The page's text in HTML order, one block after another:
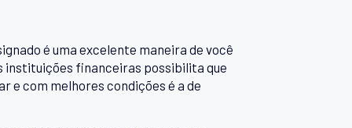
é uma excelente maneira de você
instituições financeiras possibilita que
e com melhores condições é a de